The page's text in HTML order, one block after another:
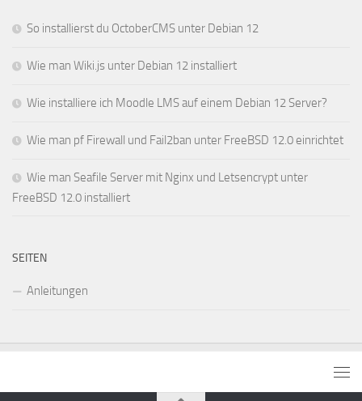
So installierst du OctoberCMS unter Debian 12
Wie man Wiki.js unter Debian 12 installiert
Wie installiere ich Moodle LMS auf einem Debian 12 Server?
Wie man pf Firewall und Fail2ban unter FreeBSD 12.0 einrichtet
Wie man Seafile Server mit Nginx und Letsencrypt unter
FreeBSD 12.0 installiert
SEITEN
Anleitungen